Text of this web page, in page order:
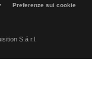
Preferenze sui cookie
S.á r.l.